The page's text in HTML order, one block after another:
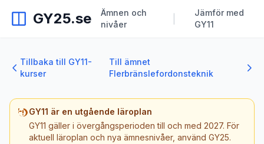
GY25.se
Ämnen och
nivåer
Jämför med
GY11
Tillbaka till GY11-
kurser
Till ämnet
Flerbränslefordonsteknik
GY11 är en utgående läroplan
GY11 gäller i övergångsperioden till och med 2027. För
aktuell läroplan och nya ämnesnivåer, använd GY25.